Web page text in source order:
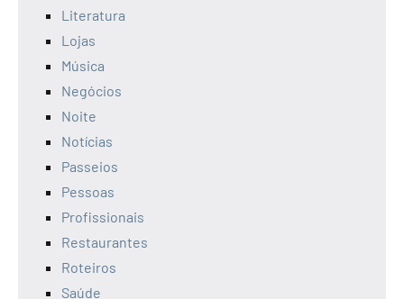
Literatura
Lojas
Música
Negócios
Noite
Notícias
Passeios
Pessoas
Profissionais
Restaurantes
Roteiros
Saúde